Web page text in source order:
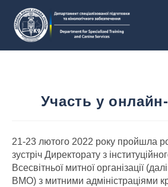
Участь у онлайн-
21-23 лютого 2022 року пройшла
зустріч Директорату з
Всесвітньої митної організації
ВМО) з митними адміністраціями